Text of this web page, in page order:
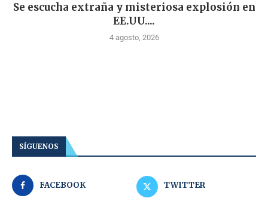
Se escucha extraña y misteriosa explosión en
EE.UU....
4 agosto, 2026
SÍGUENOS
FACEBOOK TWITTER